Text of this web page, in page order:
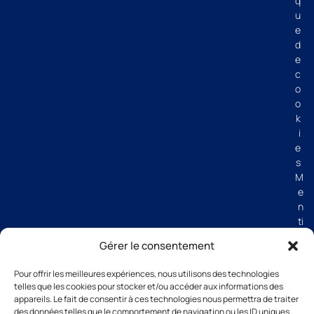
Gérer le consentement
Pour offrir les meilleures expériences, nous utilisons des technologies
telles que les cookies pour stocker et/ou accéder aux informations des
appareils. Le fait de consentir à ces technologies nous permettra de traiter
des données telles que le comportement de navigation ou les ID uniques
u
e
d
e
c
o
o
k
i
e
s
M
e
n
ti
g